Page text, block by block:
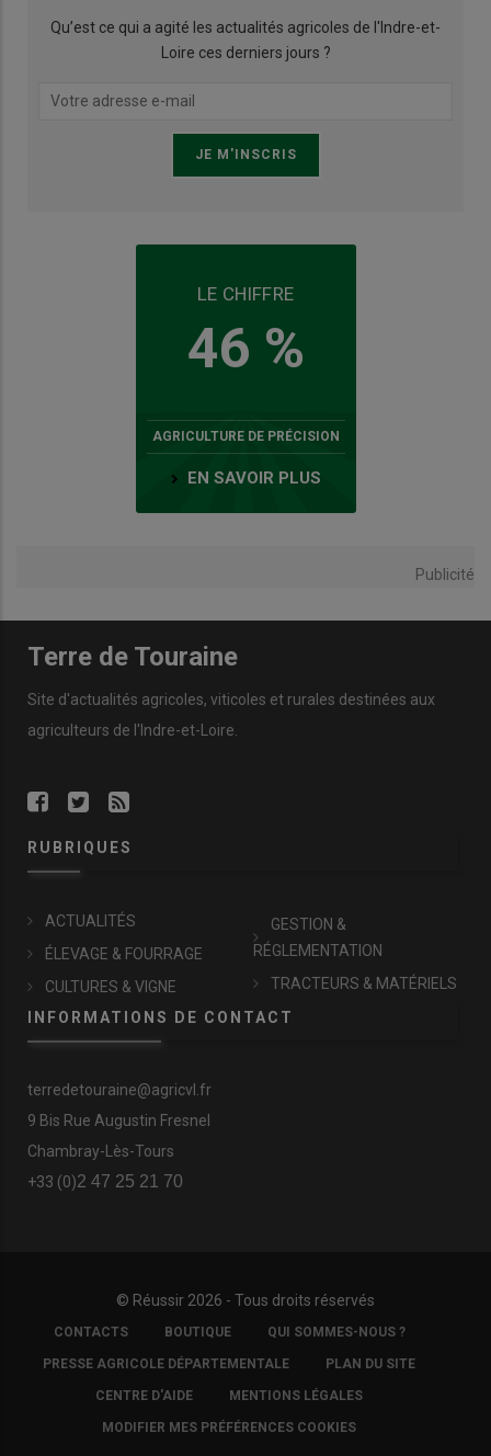
Qu’est ce qui a agité les actualités agricoles de l'Indre-et-
Loire ces derniers jours ?
LE CHIFFRE
46 %
AGRICULTURE DE PRÉCISION
EN SAVOIR PLUS
Publicité
Terre de Touraine
Site d'actualités agricoles, viticoles et rurales destinées aux
agriculteurs de l'Indre-et-Loire.
RUBRIQUES
ACTUALITÉS
ÉLEVAGE & FOURRAGE
CULTURES & VIGNE
GESTION &
RÉGLEMENTATION
TRACTEURS & MATÉRIELS
INFORMATIONS DE CONTACT
terredetouraine@agricvl.fr
9 Bis Rue Augustin Fresnel
Chambray-Lès-Tours
+33 (0)2 47 25 21 70
© Réussir 2026 - Tous droits réservés
FOOTER
COPYRIGHT
CONTACTS BOUTIQUE QUI SOMMES-NOUS ?
PRESSE AGRICOLE DÉPARTEMENTALE PLAN DU SITE
CENTRE D'AIDE MENTIONS LÉGALES
MODIFIER MES PRÉFÉRENCES COOKIES